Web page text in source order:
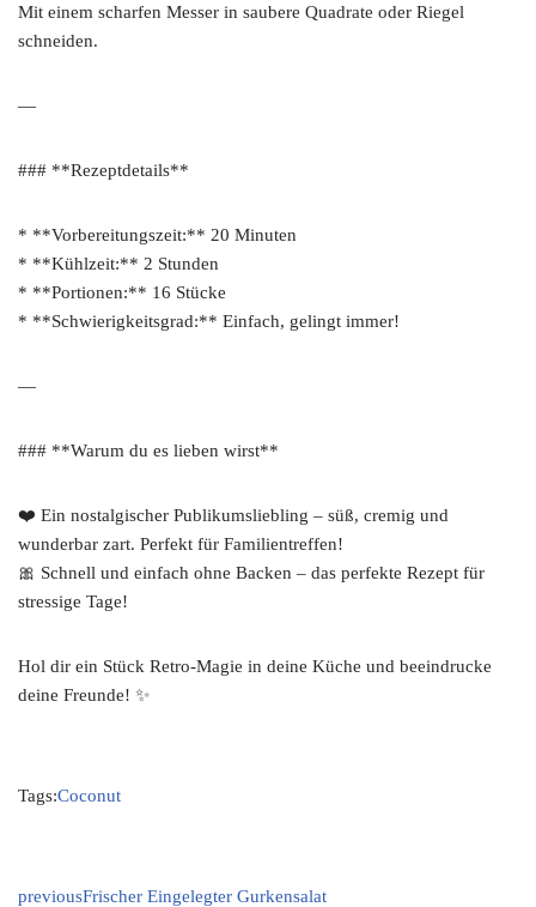
Mit einem scharfen Messer in saubere Quadrate oder Riegel
schneiden.
—
### **Rezeptdetails**
* **Vorbereitungszeit:** 20 Minuten
* **Kühlzeit:** 2 Stunden
* **Portionen:** 16 Stücke
* **Schwierigkeitsgrad:** Einfach, gelingt immer!
—
### **Warum du es lieben wirst**
❤️ Ein nostalgischer Publikumsliebling – süß, cremig und
wunderbar zart. Perfekt für Familientreffen!
🎀 Schnell und einfach ohne Backen – das perfekte Rezept für
stressige Tage!
Hol dir ein Stück Retro-Magie in deine Küche und beeindrucke
deine Freunde! ✨
Tags:Coconut
previousFrischer Eingelegter Gurkensalat